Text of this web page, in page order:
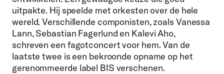
uitpakte. Hij speelde met orkesten over de hele
wereld. Verschillende componisten, zoals Vanessa
Lann, Sebastian Fagerlund en Kalevi Aho,
schreven een fagotconcert voor hem. Van de
laatste twee is een bekroonde opname op het
gerenommeerde label BIS verschenen.